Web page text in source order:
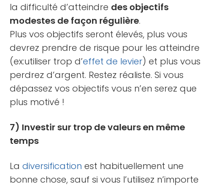
la difficulté d’atteindre des objectifs
modestes de façon régulière.
Plus vos objectifs seront élevés, plus vous
devrez prendre de risque pour les atteindre
(ex:utiliser trop d’effet de levier) et plus vous
perdrez d’argent. Restez réaliste. Si vous
dépassez vos objectifs vous n’en serez que
plus motivé !
7) Investir sur trop de valeurs en même
temps
La diversification est habituellement une
bonne chose, sauf si vous l’utilisez n’importe